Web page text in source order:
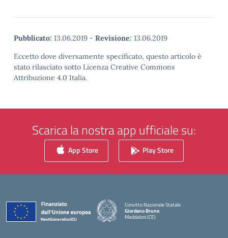
Pubblicato: 13.06.2019 - Revisione: 13.06.2019
Eccetto dove diversamente specificato, questo articolo è
stato rilasciato sotto Licenza Creative Commons
Attribuzione 4.0 Italia.
Scarica la nostra app ufficiale su:
App Store Play Store
Convitto Nazionale Statale
Giordano Bruno
Maddaloni (CE)